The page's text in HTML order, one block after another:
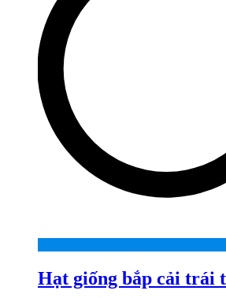
Hạt giống bắp cải trái